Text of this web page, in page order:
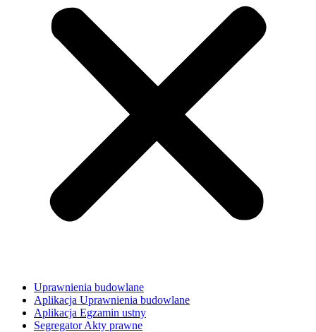
Uprawnienia budowlane
Aplikacja Uprawnienia budowlane
Aplikacja Egzamin ustny
Segregator Akty prawne